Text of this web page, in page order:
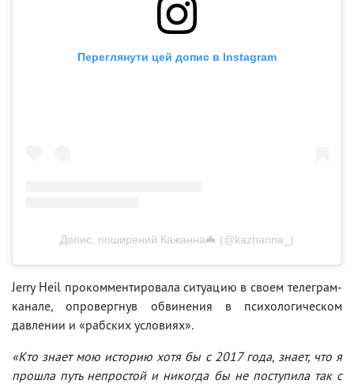
Переглянути цей допис в Instagram
Допис, поширений Кажанна🦇 (@kazhanna_)
Jerry Heil прокомментировала ситуацию в своем телеграм-
канале, опровергнув обвинения в психологическом
давлении и «рабских условиях».
«Кто знает мою историю хотя бы с 2017 года, знает, что я
прошла путь непростой и никогда бы не поступила так с